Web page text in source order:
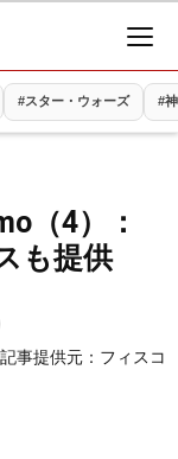
#スター・ウォーズ #
（4）：
も提供
記事提供元： フィスコ